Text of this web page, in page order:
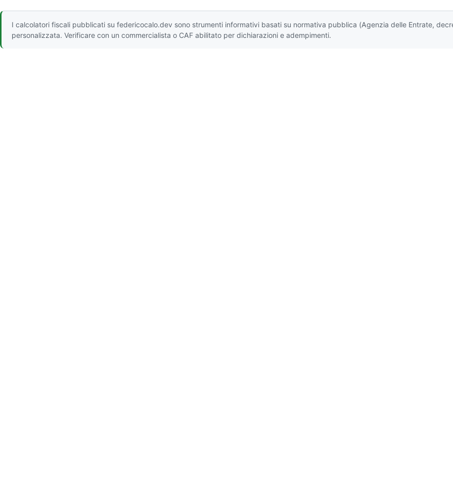
I calcolatori fiscali pubblicati su federicocalo.dev sono strumenti informativi basati su normativa pubblica (Agenzia delle Entrate,
personalizzata. Verificare con un commercialista o CAF abilitato per dichiarazioni e adempimenti.